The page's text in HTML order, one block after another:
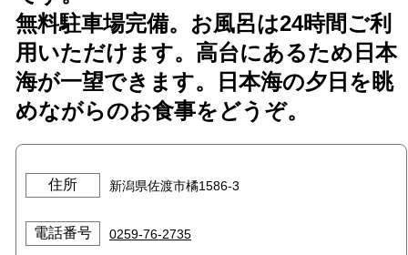
無料駐車場完備。お風呂は24時間ご利
用いただけます。高台にあるため日本
海が一望できます。日本海の夕日を眺
めながらのお食事をどうぞ。
住所 新潟県佐渡市橘1586-3
電話番号 0259-76-2735